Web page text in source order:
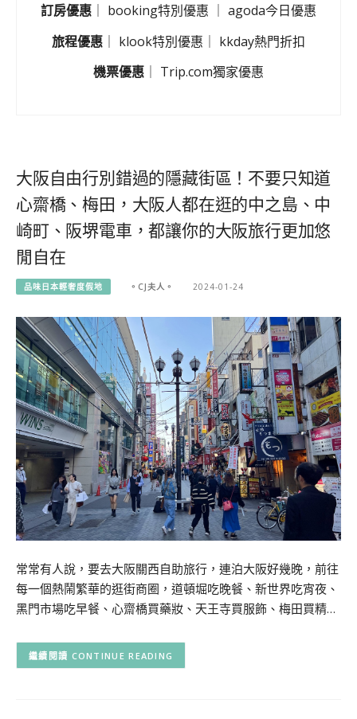
訂房優惠 booking特別優惠
agoda今日優惠
旅程優惠 ｜ klook特別優惠 ｜ kkday熱門折扣
機票優惠
Trip.com獨家優惠
大阪自由行別錯過的隱藏街區！不要只知道
心齋橋、梅田，大阪人都在逛的中之島、中
崎町、阪堺電車，都讓你的大阪旅行更加悠
閒自在
品味日本輕奢度假地 。CJ夫人。 2024-01-24
常常有人說，要去大阪關西自助旅行，連泊大阪好幾晚，前往
每一個熱鬧繁華的逛街商圈，道頓堀吃晚餐、新世界吃宵夜、
黑門市場吃早餐、心齋橋買藥妝、天王寺買服飾、梅田買精…
CONTINUE READING